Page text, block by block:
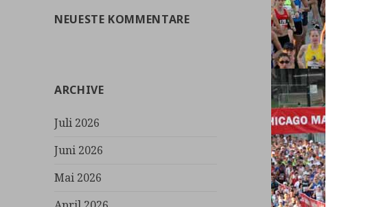
NEUESTE KOMMENTARE
ARCHIVE
Juli 2026
Juni 2026
Mai 2026